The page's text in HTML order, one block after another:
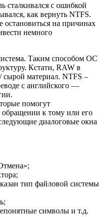
сталкивался с ошибкой
как вернуть NTFS.
остановиться на причинах
немного
Таким способом ОС
Кстати, RAW в
сырой материал. NTFS –
с английского —
помогут
к тому или его
диалоговые окна
тип файловой системы
символы и т.д.